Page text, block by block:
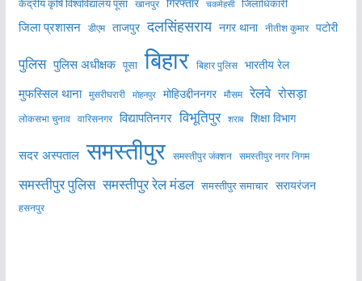
केंद्रीय कृषि विश्वविद्यालय पूसा खानपुर गिरफ्तार चकमेहसी जिलाधिकारी
जिला प्रशासन डीएम ताजपुर दलसिंहसराय नगर थाना नीतीश कुमार पटोरी
पुलिस पुलिस अधीक्षक पूसा बिहार बिहार पुलिस भारतीय रेल
मुफस्सिल थाना मुसरीघरारी मोहनपुर मोहिउद्दीननगर मौसम रेलवे रोसड़ा
लोकसभा चुनाव वारिसनगर विद्यापतिनगर विभूतिपुर शराब शिक्षा विभाग
सदर अस्पताल समस्तीपुर समस्तीपुर जंक्शन समस्तीपुर नगर निगम
समस्तीपुर पुलिस समस्तीपुर रेल मंडल समस्तीपुर समाचार सरायरंजन
हसनपुर